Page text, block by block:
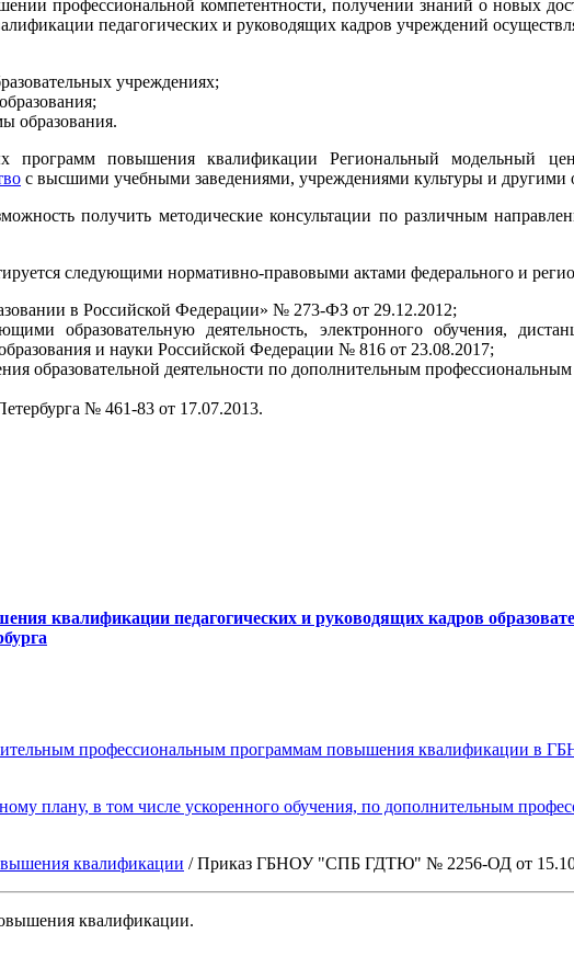
профессиональной компетентности, получении знаний о новых
педагогических и руководящих кадров учреждений
учреждениях;
образования.
программ повышения квалификации Региональный модельный
с высшими учебными заведениями, учреждениями культуры и другими
получить методические консультации по различным
следующими нормативно-правовыми актами федерального и
в Российской Федерации» № 273-ФЗ от 29.12.2012;
образовательную деятельность, электронного обучения,
и науки Российской Федерации № 816 от 23.08.2017;
образовательной деятельности по дополнительным
№ 461-83 от 17.07.2013.
квалификации педагогических и руководящих кадров
профессиональным программам повышения квалификации
плану, в том числе ускоренного обучения, по дополнительным
квалификации / Приказ ГБНОУ "СПБ ГДТЮ" № 2256-ОД от
квалификации.